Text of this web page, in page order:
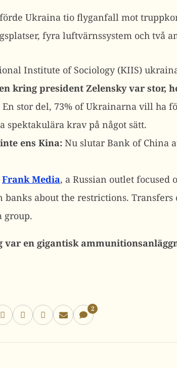
Ukraina tio flyganfall mot
fyra luftvärnssystem och två
Institute of Sociology (KIIS)
kring president Zelensky var stor,
En stor del, 73% of Ukrainarna vill ha
spektakulära krav på något sätt.
ens Kina: Nu slutar Bank of China
Frank Media, a Russian outlet focused
about the restrictions. Transfers
group.
var en gigantisk
2